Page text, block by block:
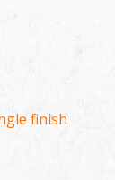
finish